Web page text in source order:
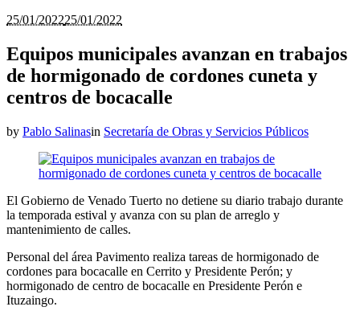
25/01/202225/01/2022
Equipos municipales avanzan en trabajos
de hormigonado de cordones cuneta y
centros de bocacalle
by Pablo Salinasin Secretaría de Obras y Servicios Públicos
El Gobierno de Venado Tuerto no detiene su diario trabajo durante
la temporada estival y avanza con su plan de arreglo y
mantenimiento de calles.
Personal del área Pavimento realiza tareas de hormigonado de
cordones para bocacalle en Cerrito y Presidente Perón; y
hormigonado de centro de bocacalle en Presidente Perón e
Ituzaingo.